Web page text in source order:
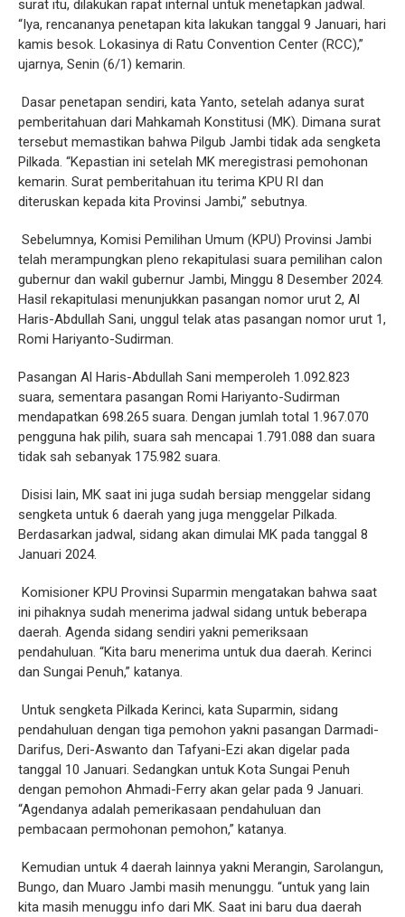
surat itu, dilakukan rapat internal untuk menetapkan jadwal.
“Iya, rencananya penetapan kita lakukan tanggal 9 Januari, hari
kamis besok. Lokasinya di Ratu Convention Center (RCC),”
ujarnya, Senin (6/1) kemarin.
Dasar penetapan sendiri, kata Yanto, setelah adanya surat
pemberitahuan dari Mahkamah Konstitusi (MK). Dimana surat
tersebut memastikan bahwa Pilgub Jambi tidak ada sengketa
Pilkada. “Kepastian ini setelah MK meregistrasi pemohonan
kemarin. Surat pemberitahuan itu terima KPU RI dan
diteruskan kepada kita Provinsi Jambi,” sebutnya.
Sebelumnya, Komisi Pemilihan Umum (KPU) Provinsi Jambi
telah merampungkan pleno rekapitulasi suara pemilihan calon
gubernur dan wakil gubernur Jambi, Minggu 8 Desember 2024.
Hasil rekapitulasi menunjukkan pasangan nomor urut 2, Al
Haris-Abdullah Sani, unggul telak atas pasangan nomor urut 1,
Romi Hariyanto-Sudirman.
Pasangan Al Haris-Abdullah Sani memperoleh 1.092.823
suara, sementara pasangan Romi Hariyanto-Sudirman
mendapatkan 698.265 suara. Dengan jumlah total 1.967.070
pengguna hak pilih, suara sah mencapai 1.791.088 dan suara
tidak sah sebanyak 175.982 suara.
Disisi lain, MK saat ini juga sudah bersiap menggelar sidang
sengketa untuk 6 daerah yang juga menggelar Pilkada.
Berdasarkan jadwal, sidang akan dimulai MK pada tanggal 8
Januari 2024.
Komisioner KPU Provinsi Suparmin mengatakan bahwa saat
ini pihaknya sudah menerima jadwal sidang untuk beberapa
daerah. Agenda sidang sendiri yakni pemeriksaan
pendahuluan. “Kita baru menerima untuk dua daerah. Kerinci
dan Sungai Penuh,” katanya.
Untuk sengketa Pilkada Kerinci, kata Suparmin, sidang
pendahuluan dengan tiga pemohon yakni pasangan Darmadi-
Darifus, Deri-Aswanto dan Tafyani-Ezi akan digelar pada
tanggal 10 Januari. Sedangkan untuk Kota Sungai Penuh
dengan pemohon Ahmadi-Ferry akan gelar pada 9 Januari.
“Agendanya adalah pemerikasaan pendahuluan dan
pembacaan permohonan pemohon,” katanya.
Kemudian untuk 4 daerah lainnya yakni Merangin, Sarolangun,
Bungo, dan Muaro Jambi masih menunggu. “untuk yang lain
kita masih menuggu info dari MK. Saat ini baru dua daerah